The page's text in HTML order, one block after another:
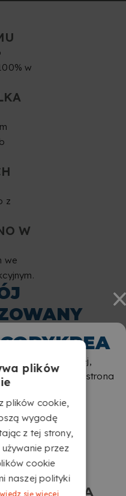
lokalizacji do tej,
nam znać, która strona
USA
w
z
W
we
plików
plików cookie,
wygodę
z tej strony,
przez
cookie
naszej polityki
się więcej